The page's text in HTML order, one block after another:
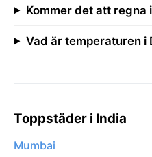
Kommer det att regna
Vad är temperaturen i
Toppstäder i India
Mumbai